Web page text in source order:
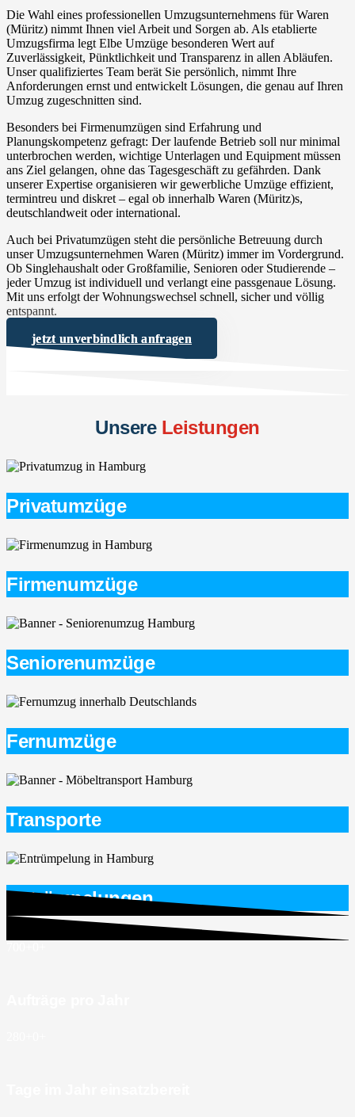
Die Wahl eines professionellen Umzugsunternehmens für Waren
(Müritz) nimmt Ihnen viel Arbeit und Sorgen ab. Als etablierte
Umzugsfirma legt Elbe Umzüge besonderen Wert auf
Zuverlässigkeit, Pünktlichkeit und Transparenz in allen Abläufen.
Unser qualifiziertes Team berät Sie persönlich, nimmt Ihre
Anforderungen ernst und entwickelt Lösungen, die genau auf Ihren
Umzug zugeschnitten sind.
Besonders bei Firmenumzügen sind Erfahrung und
Planungskompetenz gefragt: Der laufende Betrieb soll nur minimal
unterbrochen werden, wichtige Unterlagen und Equipment müssen
ans Ziel gelangen, ohne das Tagesgeschäft zu gefährden. Dank
unserer Expertise organisieren wir gewerbliche Umzüge effizient,
termintreu und diskret – egal ob innerhalb Waren (Müritz)s,
deutschlandweit oder international.
Auch bei Privatumzügen steht die persönliche Betreuung durch
unser Umzugsunternehmen Waren (Müritz) immer im Vordergrund.
Ob Singlehaushalt oder Großfamilie, Senioren oder Studierende –
jeder Umzug ist individuell und verlangt eine passgenaue Lösung.
Mit uns erfolgt der Wohnungswechsel schnell, sicher und völlig
entspannt.
jetzt unverbindlich anfragen
UnsereLeistungen
Privatumzüge
Firmenumzüge
Seniorenumzüge
Fernumzüge
Transporte
Entrümpelungen